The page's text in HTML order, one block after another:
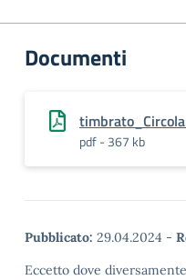
Documenti
pdf - 367 kb
Pubblicato: 29.04.2024 -
Eccetto dove